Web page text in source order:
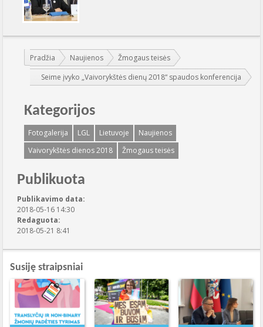
Jūs esate čia:
Pradžia Naujienos
Žmogaus teisės
Seime įvyko „Vaivorykštės dienų 2018“ spaudos konferencija
Kategorijos
Fotogalerija LGL Lietuvoje
Naujienos
Vaivorykštės dienos 2018
Žmogaus teisės
Publikuota
Publikavimo data:
2018-05-16 14:30
Redaguota:
2018-05-21 8:41
Susiję straipsniai